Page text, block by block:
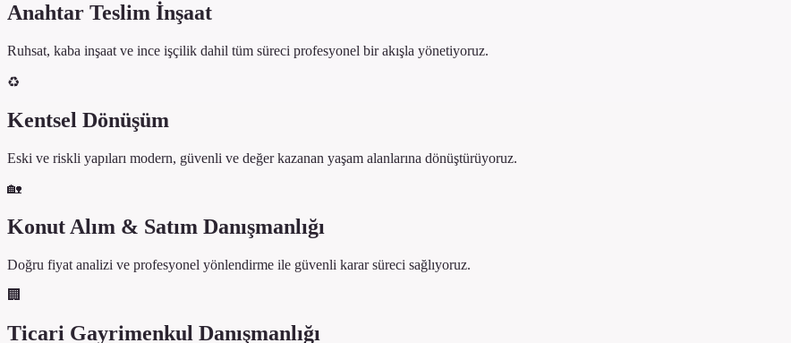
Anahtar Teslim İnşaat
Ruhsat, kaba inşaat ve ince işçilik dahil tüm süreci profesyonel bir akışla yönetiyoruz.
♻️
Kentsel Dönüşüm
Eski ve riskli yapıları modern, güvenli ve değer kazanan yaşam alanlarına dönüştürüyoruz.
🏡
Konut Alım & Satım Danışmanlığı
Doğru fiyat analizi ve profesyonel yönlendirme ile güvenli karar süreci sağlıyoruz.
🏢
Ticari Gayrimenkul Danışmanlığı